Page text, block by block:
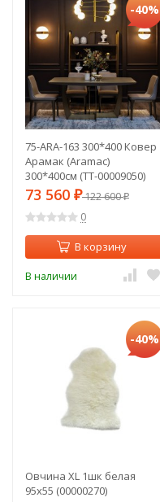
-40%
75-ARA-163 300*400 Ковер
Арамак (Aramac)
300*400см (TT-00009050)
73 560 ₽122 600₽
0
В корзину
В наличии
-40%
Овчина XL 1шк белая
95х55 (00000270)